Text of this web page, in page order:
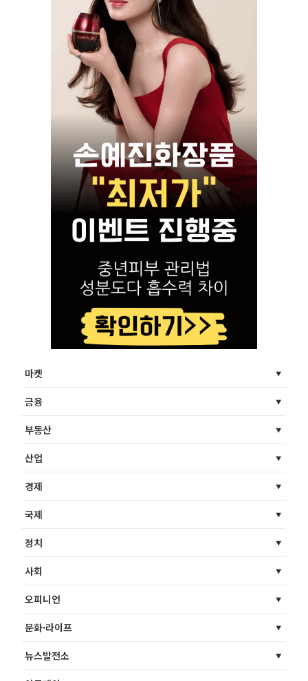
마켓
금융
부동산
산업
경제
국제
정치
사회
오피니언
문화·라이프
뉴스발전소